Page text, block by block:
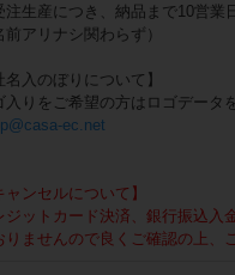
生産につき、納品まで10営業
前アリナシ関わらず）
名入のぼりについて】
入りをご希望の方はロゴデータ
ec.net
ャンセルについて】
ジットカード決済、銀行振込入
りませんので良くご確認の上、